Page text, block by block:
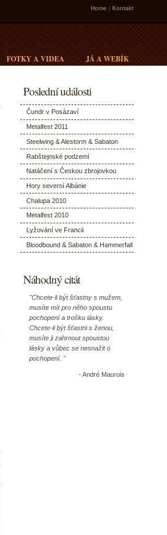
Home | Kontakt
FOTKY A VIDEA JÁ A WEBÍK
Poslední události
Čundr v Posázaví
Metalfest 2011
Steelwing & Alestorm & Sabaton
Rabštejnské podzemí
Natáčení s Českou zbrojovkou
Hory severní Albánie
Chalupa 2010
Metalfest 2010
Lyžování ve Francii
Bloodbound & Sabaton & Hammerfall
Náhodný citát
"Chcete-li být šťastny s mužem,
musíte mít pro něho spoustu
pochopení a trošku lásky.
Chcete-li být šťastni s ženou,
musíte ji zahrnout spoustou
lásky a vůbec se nesnažit o
pochopení. "
- André Maurois